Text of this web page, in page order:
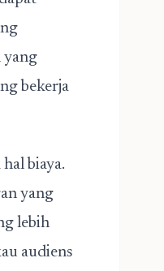
yang
bekerja
biaya.
yang
lebih
audiens